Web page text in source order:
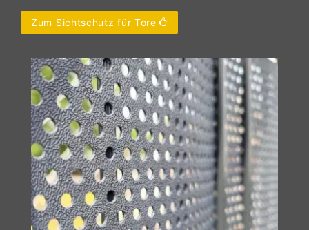
Zum Sichtschutz für Tore